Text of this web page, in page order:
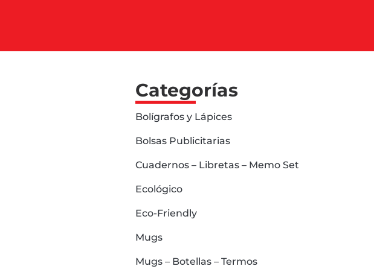
Categorías
Bolígrafos y Lápices
Bolsas Publicitarias
Cuadernos – Libretas – Memo Set
Ecológico
Eco-Friendly
Mugs
Mugs – Botellas – Termos